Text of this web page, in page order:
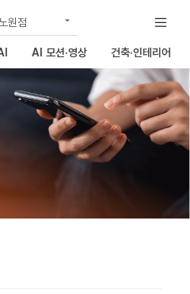
노원점
식
구리남양주점
AI 모션·영상 건축·인테리어